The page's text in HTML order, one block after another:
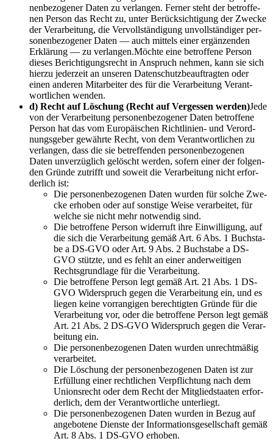
nen­be­zo­ge­ner Daten zu ver­lan­gen. Fer­ner steht der betrof­fe­
nen Per­son das Recht zu, unter Berück­sich­ti­gung der Zwe­cke
der Ver­ar­bei­tung, die Ver­voll­stän­di­gung unvoll­stän­di­ger per­
so­nen­be­zo­ge­ner Daten — auch mit­tels einer ergän­zen­den
Erklä­rung — zu verlangen.Möchte eine betrof­fe­ne Per­son
die­ses Berich­ti­gungs­recht in Anspruch neh­men, kann sie sich
hier­zu jeder­zeit an unse­ren Daten­schutz­be­auf­trag­ten oder
einen ande­ren Mit­ar­bei­ter des für die Ver­ar­bei­tung Ver­ant­
wort­li­chen wenden.
d) Recht auf Löschung (Recht auf Ver­ges­sen wer­den)Jede
von der Ver­ar­bei­tung per­so­nen­be­zo­ge­ner Daten betrof­fe­ne
Per­son hat das vom Euro­päi­schen Richt­li­ni­en- und Ver­ord­
nungs­ge­ber gewähr­te Recht, von dem Ver­ant­wort­li­chen zu
ver­lan­gen, dass die sie betref­fen­den per­so­nen­be­zo­ge­nen
Daten unver­züg­lich gelöscht wer­den, sofern einer der fol­gen­
den Grün­de zutrifft und soweit die Ver­ar­bei­tung nicht erfor­
der­lich ist:
Die per­so­nen­be­zo­ge­nen Daten wur­den für sol­che Zwe­
cke erho­ben oder auf sons­ti­ge Wei­se ver­ar­bei­tet, für
wel­che sie nicht mehr not­wen­dig sind.
Die betrof­fe­ne Per­son wider­ruft ihre Ein­wil­li­gung, auf
die sich die Ver­ar­bei­tung gemäß Art. 6 Abs. 1 Buch­sta­
be a DS-GVO oder Art. 9 Abs. 2 Buch­sta­be a DS-
GVO stütz­te, und es fehlt an einer ander­wei­ti­gen
Rechts­grund­la­ge für die Verarbeitung.
Die betrof­fe­ne Per­son legt gemäß Art. 21 Abs. 1 DS-
GVO Wider­spruch gegen die Ver­ar­bei­tung ein, und es
lie­gen kei­ne vor­ran­gi­gen berech­tig­ten Grün­de für die
Ver­ar­bei­tung vor, oder die betrof­fe­ne Per­son legt gemäß
Art. 21 Abs. 2 DS-GVO Wider­spruch gegen die Ver­ar­
bei­tung ein.
Die per­so­nen­be­zo­ge­nen Daten wur­den unrecht­mä­ßig
verarbeitet.
Die Löschung der per­so­nen­be­zo­ge­nen Daten ist zur
Erfül­lung einer recht­li­chen Ver­pflich­tung nach dem
Uni­ons­recht oder dem Recht der Mit­glied­staa­ten erfor­
der­lich, dem der Ver­ant­wort­li­che unterliegt.
Die per­so­nen­be­zo­ge­nen Daten wur­den in Bezug auf
ange­bo­te­ne Diens­te der Infor­ma­ti­ons­ge­sell­schaft gemäß
Art. 8 Abs. 1 DS-GVO erhoben.